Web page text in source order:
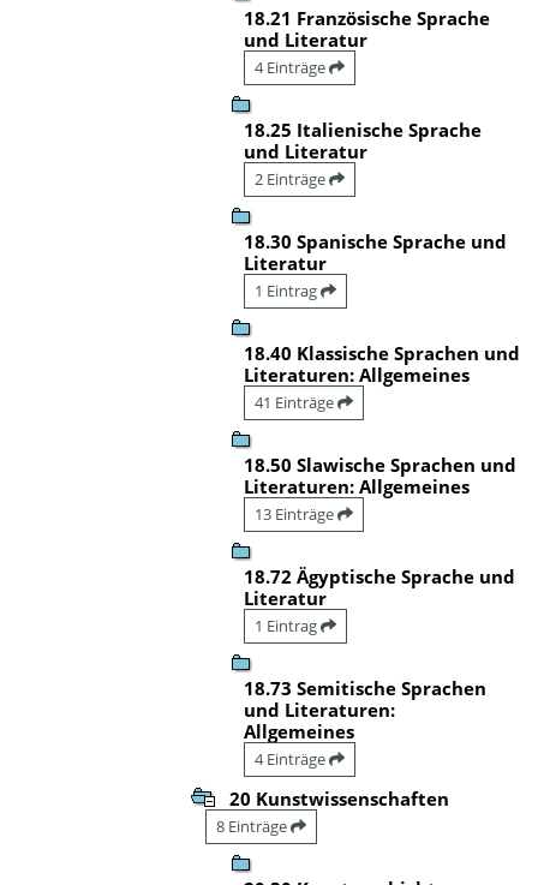
18.21 Französische Sprache
und Literatur
4 Einträge
18.25 Italienische Sprache
und Literatur
2 Einträge
18.30 Spanische Sprache und
Literatur
1 Eintrag
18.40 Klassische Sprachen und
Literaturen: Allgemeines
41 Einträge
18.50 Slawische Sprachen und
Literaturen: Allgemeines
13 Einträge
18.72 Ägyptische Sprache und
Literatur
1 Eintrag
18.73 Semitische Sprachen
und Literaturen:
Allgemeines
4 Einträge
20 Kunstwissenschaften
8 Einträge